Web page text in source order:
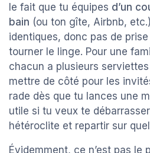
le fait que tu équipes d’un
bain (ou ton gîte, Airbnb,
identiques, donc pas de
tourner le linge. Pour une
chacun a plusieurs
mettre de côté pour les
rade dès que tu lances une
utile si tu veux te
hétéroclite et repartir sur
Évidemment, ce n’est pas le